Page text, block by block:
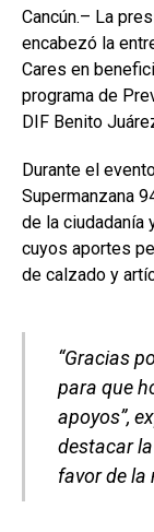
Cancún.– La
encabezó la
Cares en
programa de
DIF Benito
Durante el
Supermanzana
de la ciudadanía
cuyos aportes
de calzado y
“Gracias
para que
apoyos”,
destacar
favor de la